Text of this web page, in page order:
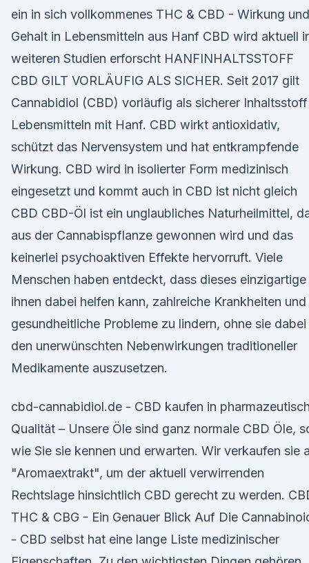
ein in sich vollkommenes THC & CBD - Wirkung und
Gehalt in Lebensmitteln aus Hanf CBD wird aktuell
weiteren Studien erforscht HANFINHALTSSTOFF
CBD GILT VORLÄUFIG ALS SICHER. Seit 2017 gilt
Cannabidiol (CBD) vorläufig als sicherer
Lebensmitteln mit Hanf. CBD wirkt antioxidativ,
schützt das Nervensystem und hat entkrampfende
Wirkung. CBD wird in isolierter Form medizinisch
eingesetzt und kommt auch in CBD ist nicht gleich
CBD CBD-Öl ist ein unglaubliches Naturheilmittel,
aus der Cannabispflanze gewonnen wird und das
keinerlei psychoaktiven Effekte hervorruft. Viele
Menschen haben entdeckt, dass dieses einzigartige
ihnen dabei helfen kann, zahlreiche Krankheiten und
gesundheitliche Probleme zu lindern, ohne sie dabei
den unerwünschten Nebenwirkungen traditioneller
Medikamente auszusetzen.
cbd-cannabidiol.de - CBD kaufen in
Qualität – Unsere Öle sind ganz normale CBD Öle,
wie Sie sie kennen und erwarten. Wir verkaufen sie
"Aromaextrakt", um der aktuell verwirrenden
Rechtslage hinsichtlich CBD gerecht zu werden.
THC & CBG - Ein Genauer Blick Auf Die
- CBD selbst hat eine lange Liste medizinischer